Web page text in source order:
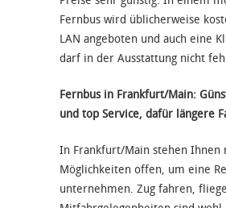
Fernbus wird üblicherweise
LAN angeboten und auch eine
darf in der Ausstattung nicht
Fernbus in Frankfurt/Main:
und top Service, dafür längere
In Frankfurt/Main stehen Ihnen
Möglichkeiten offen, um eine
unternehmen. Zug fahren,